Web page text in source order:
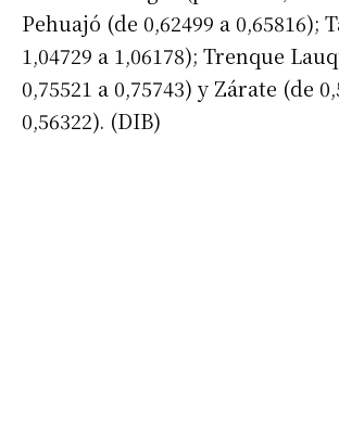
Pehuajó (de 0,62499 a 0,65816);
1,04729 a 1,06178); Trenque
0,75521 a 0,75743) y Zárate (de
0,56322). (DIB)